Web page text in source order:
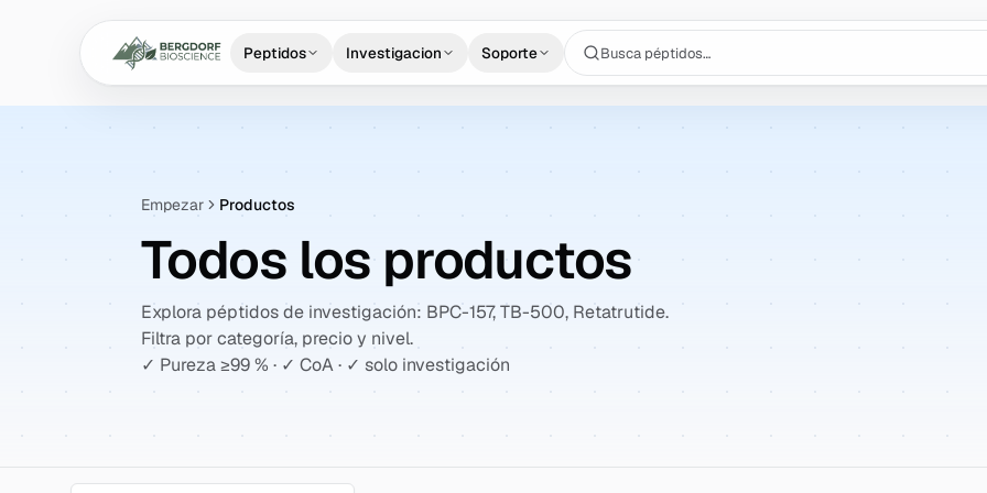
Peptidos Investigacion Soporte Busca péptidos…
Empezar Productos
Todos los productos
Explora péptidos de investigación: BPC-157, TB-500, Retatrutide.
Filtra por categoría, precio y nivel.
✓ Pureza ≥99 % · ✓ CoA · ✓ solo investigación